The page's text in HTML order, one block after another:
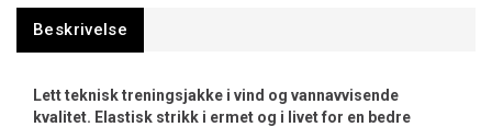
Beskrivelse
Lett teknisk treningsjakke i vind og vannavvisende
kvalitet. Elastisk strikk i ermet og i livet for en bedre